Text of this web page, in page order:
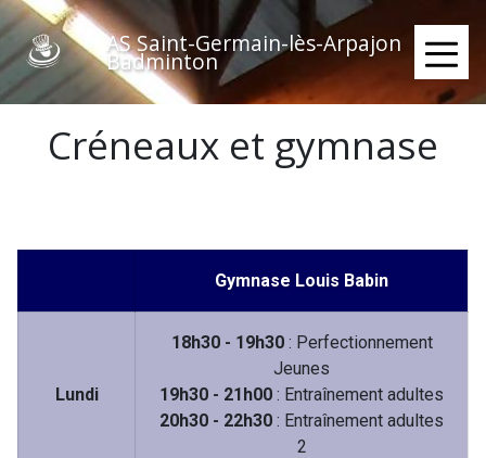
Aller
au
contenu
principal
AS Saint-Germain-lès-Arpajon
Badminton ≡
Créneaux et gymnase
Gymnase Louis Babin
Lundi
18h30 - 19h30: Perfectionnement
Jeunes
19h30 - 21h00 : Entraînement adultes
20h30 - 22h30 : Entraînement adultes
2